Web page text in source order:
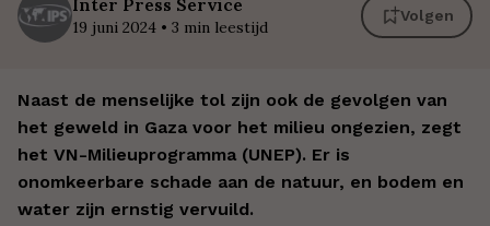
Inter Press Service
19 juni 2024 • 3 min leestijd
Volgen
Naast de menselijke tol zijn ook de gevolgen van
het geweld in Gaza voor het milieu ongezien, zegt
het VN-Milieuprogramma (UNEP). Er is
onomkeerbare schade aan de natuur, en bodem en
water zijn ernstig vervuild.